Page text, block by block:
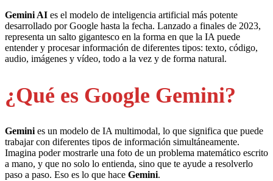
Gemini AI es el modelo de inteligencia artificial más potente
desarrollado por Google hasta la fecha. Lanzado a finales de 2023,
representa un salto gigantesco en la forma en que la IA puede
entender y procesar información de diferentes tipos: texto, código,
audio, imágenes y vídeo, todo a la vez y de forma natural.
¿Qué es Google Gemini?
Gemini es un modelo de IA multimodal, lo que significa que puede
trabajar con diferentes tipos de información simultáneamente.
Imagina poder mostrarle una foto de un problema matemático escrito
a mano, y que no solo lo entienda, sino que te ayude a resolverlo
paso a paso. Eso es lo que hace Gemini.